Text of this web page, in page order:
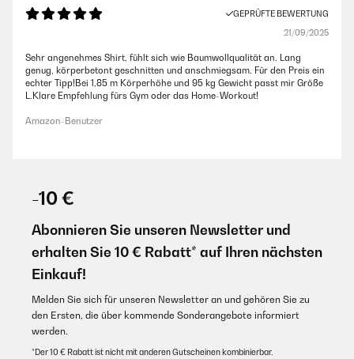
GEPRÜFTE BEWERTUNG
21/09/2025
Sehr angenehmes Shirt, fühlt sich wie Baumwollqualität an. Lang
genug, körperbetont geschnitten und anschmiegsam. Für den Preis ein
echter Tipp!Bei 1,85 m Körperhöhe und 95 kg Gewicht passt mir Größe
L.Klare Empfehlung fürs Gym oder das Home-Workout!
Amazon-Benutzer
-10 €
Abonnieren Sie unseren Newsletter und
erhalten Sie 10 € Rabatt* auf Ihren nächsten
Einkauf!
Melden Sie sich für unseren Newsletter an und gehören Sie zu
den Ersten, die über kommende Sonderangebote informiert
werden.
*Der 10 € Rabatt ist nicht mit anderen Gutscheinen kombinierbar.